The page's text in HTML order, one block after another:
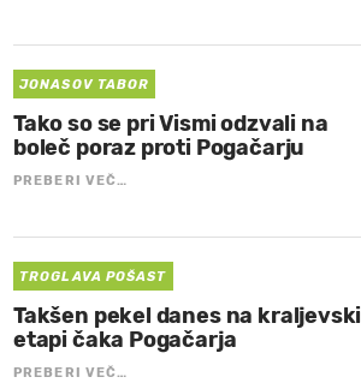
JONASOV TABOR
Tako so se pri Vismi odzvali na
boleč poraz proti Pogačarju
PREBERI VEČ…
TROGLAVA POŠAST
Takšen pekel danes na kraljevski
etapi čaka Pogačarja
PREBERI VEČ…